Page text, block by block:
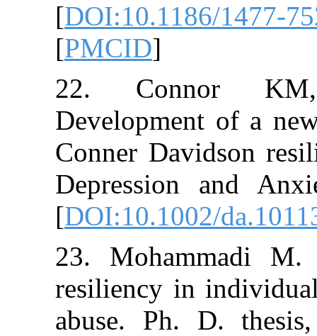
[DOI:10.1186/
[PMCID
22.
Development
Conner
Depression
[DOI:10.1002/
23.
resiliency in
abuse. Ph.